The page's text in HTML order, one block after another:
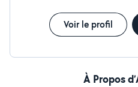
Voir le profil
À Propos